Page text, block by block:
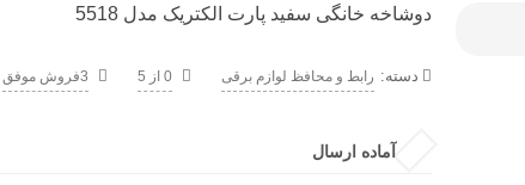
دوشاخه خانگی سفید پارت الکتریک مدل 5518
دسته: رابط و محافظ لوازم برقی 0 از 5 3فروش موفق
آماده ارسال